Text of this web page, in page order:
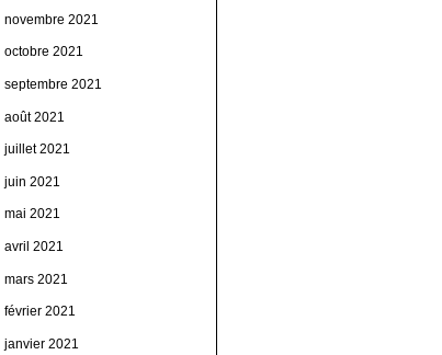
novembre 2021
octobre 2021
septembre 2021
août 2021
juillet 2021
juin 2021
mai 2021
avril 2021
mars 2021
février 2021
janvier 2021